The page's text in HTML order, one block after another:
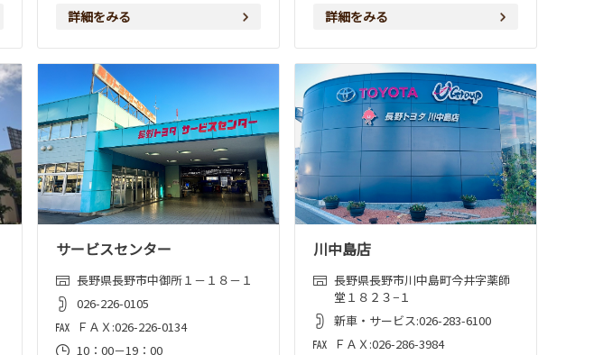
詳細をみる 詳細をみる
サービスセンター
長野県長野市中御所１－１８－１
026-226-0105
ＦＡＸ:026-226-0134
10：00－19：00
川中島店
長野県長野市川中島町今井字薬師
堂１８２３−１
新車・サービス:026-283-6100
ＦＡＸ:026-286-3984